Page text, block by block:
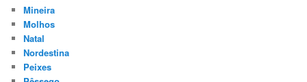
Mineira
Molhos
Natal
Nordestina
Peixes